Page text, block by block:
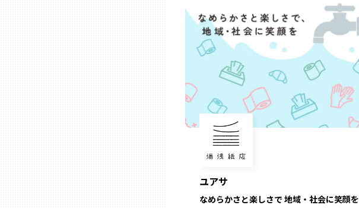
ユアサ
なめらかさと楽しさで 地域・社会に笑顔を